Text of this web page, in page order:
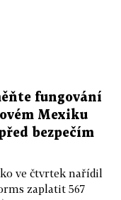
fungování
Mexiku
bezpečím
ve čtvrtek nařídil
zaplatit 567